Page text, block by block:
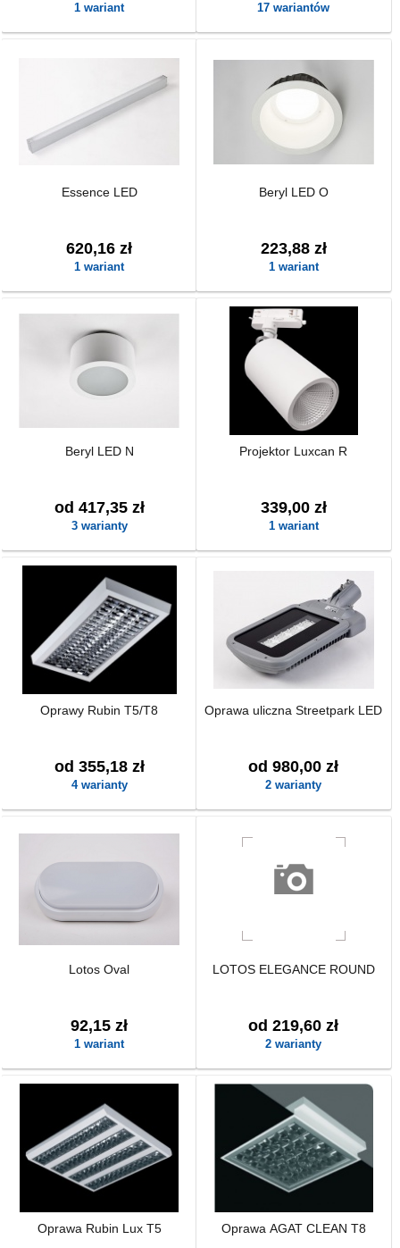
1 wariant 17 wariantów
Essence LED
620,16 zł
1 wariant
Beryl LED O
223,88 zł
1 wariant
Beryl LED N
od 417,35 zł
3 warianty
Projektor Luxcan R
339,00 zł
1 wariant
Oprawy Rubin T5/T8
od 355,18 zł
4 warianty
Oprawa uliczna Streetpark LED
od 980,00 zł
2 warianty
Lotos Oval
92,15 zł
1 wariant
LOTOS ELEGANCE ROUND
od 219,60 zł
2 warianty
Oprawa Rubin Lux T5 Oprawa AGAT CLEAN T8